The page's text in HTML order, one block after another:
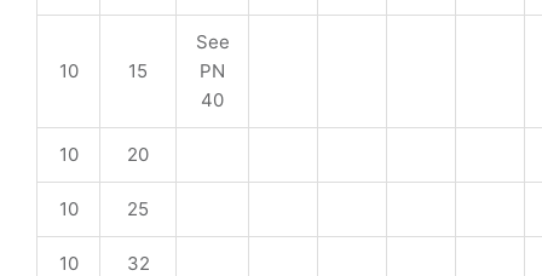
10 15
See
PN
40
10 20
10 25
10 32